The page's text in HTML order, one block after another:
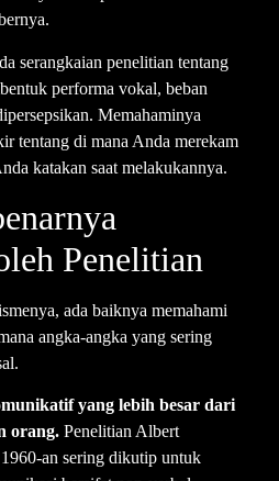
serangkaian penelitian tentang
performa vokal, beban
Memahaminya
tentang di mana Anda merekam
katakan saat melakukannya.
Penelitian
ada baiknya memahami
angka-angka yang sering
yang lebih besar dari
orang. Penelitian Albert
an sering dikutip untuk